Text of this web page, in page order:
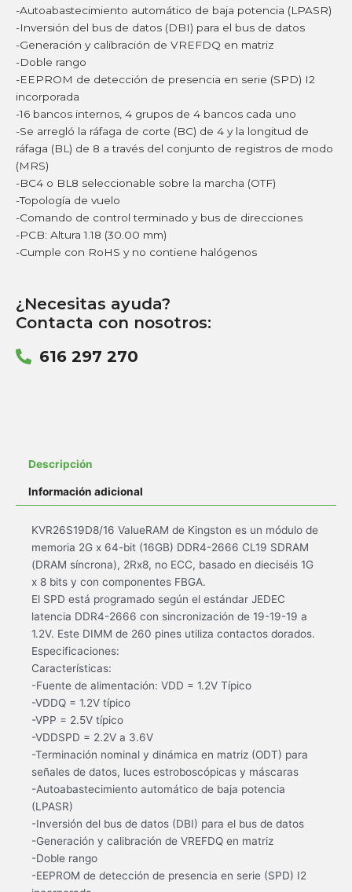
-Autoabastecimiento automático de baja potencia (LPASR)
-Inversión del bus de datos (DBI) para el bus de datos
-Generación y calibración de VREFDQ en matriz
-Doble rango
-EEPROM de detección de presencia en serie (SPD) I2
incorporada
-16 bancos internos, 4 grupos de 4 bancos cada uno
-Se arregló la ráfaga de corte (BC) de 4 y la longitud de
ráfaga (BL) de 8 a través del conjunto de registros de modo
(MRS)
-BC4 o BL8 seleccionable sobre la marcha (OTF)
-Topología de vuelo
-Comando de control terminado y bus de direcciones
-PCB: Altura 1.18 (30.00 mm)
-Cumple con RoHS y no contiene halógenos
¿Necesitas ayuda?
Contacta con nosotros:
616 297 270
Descripción
Información adicional
KVR26S19D8/16 ValueRAM de Kingston es un módulo de
memoria 2G x 64-bit (16GB) DDR4-2666 CL19 SDRAM
(DRAM síncrona), 2Rx8, no ECC, basado en dieciséis 1G
x 8 bits y con componentes FBGA.
El SPD está programado según el estándar JEDEC
latencia DDR4-2666 con sincronización de 19-19-19 a
1.2V. Este DIMM de 260 pines utiliza contactos dorados.
Especificaciones:
Características:
-Fuente de alimentación: VDD = 1.2V Típico
-VDDQ = 1.2V típico
-VPP = 2.5V típico
-VDDSPD = 2.2V a 3.6V
-Terminación nominal y dinámica en matriz (ODT) para
señales de datos, luces estroboscópicas y máscaras
-Autoabastecimiento automático de baja potencia
(LPASR)
-Inversión del bus de datos (DBI) para el bus de datos
-Generación y calibración de VREFDQ en matriz
-Doble rango
-EEPROM de detección de presencia en serie (SPD) I2